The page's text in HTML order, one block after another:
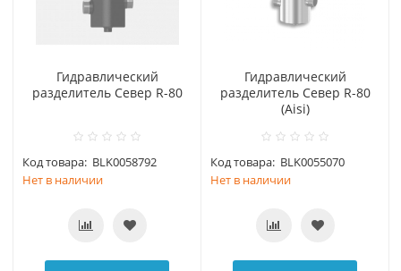
Гидравлический
разделитель Север R-80
Код товара: BLK0058792
Нет в наличии
Гидравлический
разделитель Север R-80
(Aisi)
Код товара: BLK0055070
Нет в наличии